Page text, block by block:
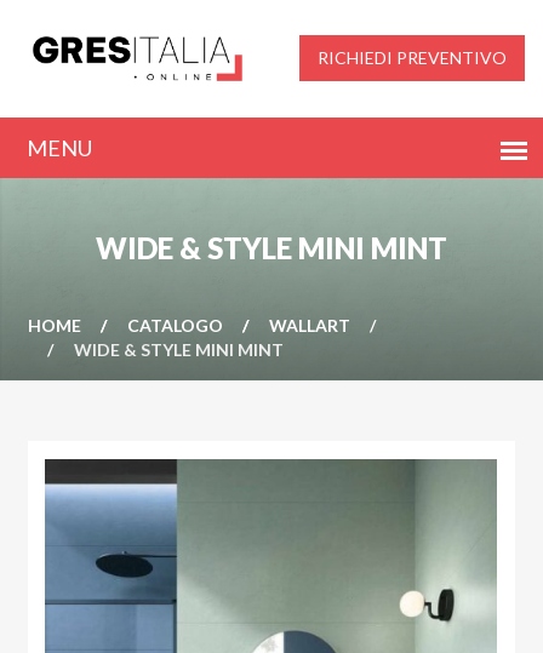
RICHIEDI PREVENTIVO
WIDE & STYLE MINI MINT
HOME CATALOGO
WALLART
WIDE & STYLE MINI MINT